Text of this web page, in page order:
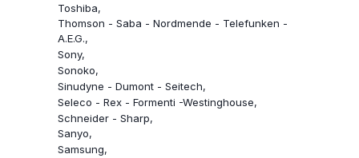
Toshiba
Thomson - Saba - Nordmende - Telefunken -
A.E.G.
Sony
Sonoko
Sinudyne - Dumont - Seitech
Seleco - Rex - Formenti -Westinghouse
Schneider - Sharp
Sanyo
Samsung